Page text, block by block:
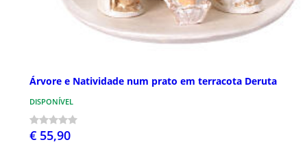
Árvore e Natividade num prato em terracota Deruta
DISPONÍVEL
€ 55,90